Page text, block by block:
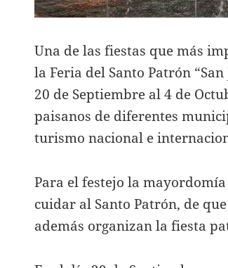
Una de las fiestas que más
la Feria del Santo Patrón
20 de Septiembre al 4 de
paisanos de diferentes
turismo nacional e
Para el festejo la
cuidar al Santo Patrón, de
además organizan la fiesta